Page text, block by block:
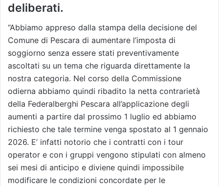
deliberati.
“Abbiamo appreso dalla stampa della decisione del
Comune di Pescara di aumentare l’imposta di
soggiorno senza essere stati preventivamente
ascoltati su un tema che riguarda direttamente la
nostra categoria. Nel corso della Commissione
odierna abbiamo quindi ribadito la netta contrarietà
della Federalberghi Pescara all’applicazione degli
aumenti a partire dal prossimo 1 luglio ed abbiamo
richiesto che tale termine venga spostato al 1 gennaio
2026. E’ infatti notorio che i contratti con i tour
operator e con i gruppi vengono stipulati con almeno
sei mesi di anticipo e diviene quindi impossibile
modificare le condizioni concordate per le